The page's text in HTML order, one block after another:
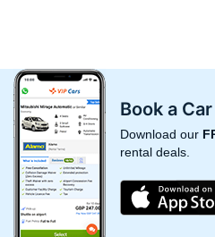
Book a
Download our
rental deals.